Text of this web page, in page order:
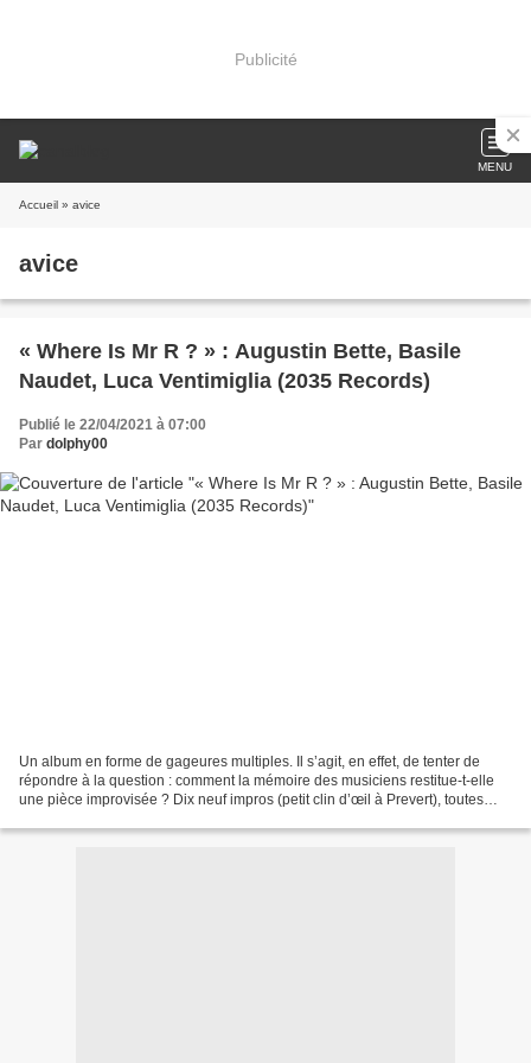
Publicité
MENU
Accueil » avice
avice
« Where Is Mr R ? » : Augustin Bette, Basile
Naudet, Luca Ventimiglia (2035 Records)
Publié le 22/04/2021 à 07:00
Par dolphy00
Un album en forme de gageures multiples. Il s’agit, en effet, de tenter de
répondre à la question : comment la mémoire des musiciens restitue-t-elle
une pièce improvisée ? Dix neuf impros (petit clin d’œil à Prevert), toutes